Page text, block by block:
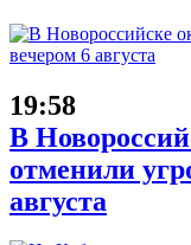
19:58
В
отменили
августа